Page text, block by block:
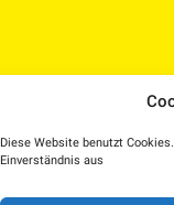
Diese Website benutzt
Einverständnis aus
Facebook